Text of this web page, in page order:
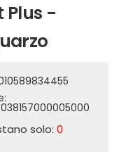
Plus -
solo: 0